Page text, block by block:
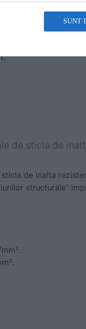
252.000 ± 2% N/
de sticla de
de inalta
structurale”
SUNT